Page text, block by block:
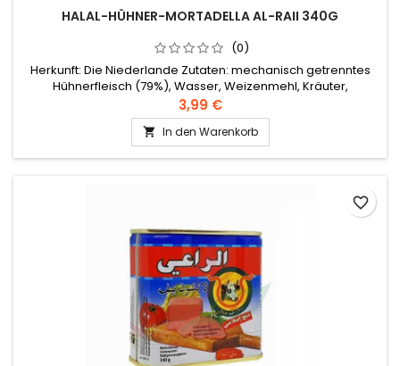
HALAL-HÜHNER-MORTADELLA AL-RAII 340G
(0)
Herkunft: Die Niederlande Zutaten: mechanisch getrenntes
Hühnerfleisch (79%), Wasser, Weizenmehl, Kräuter,
dehydrierter Glukosesirup, Kartoffelstärke, Salz, Hühnerfleisch
(1%), Soja, Konservierungsmittel E250
3,99 €
 In den Warenkorb
favorite_border